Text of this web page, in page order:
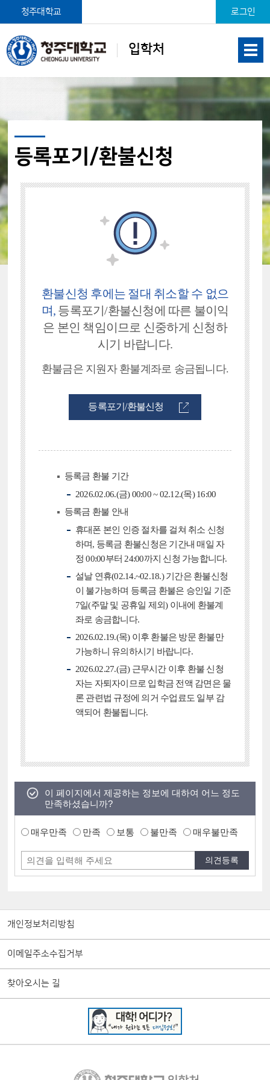
입학처
청주대학교 로그인
등록포기/환불신청
환불신청 후에는 절대 취소할 수 없으
며, 등록포기/환불신청에 따른 불이익
은 본인 책임이므로 신중하게 신청하
시기 바랍니다.
환불금은 지원자 환불계좌로 송금됩니다.
등록포기/환불신청
등록금 환불 기간
2026.02.06.(금) 00:00 ~ 02.12.(목) 16:00
등록금 환불 안내
휴대폰 본인 인증 절차를 걸쳐 취소 신청
하며, 등록금 환불신청은 기간내 매일 자
정 00:00부터 24:00까지 신청 가능합니다.
설날 연휴(02.14.~02.18.) 기간은 환불신청
이 불가능하며 등록금 환불은 승인일 기준
7일(주말 및 공휴일 제외) 이내에 환불계
좌로 송금합니다.
2026.02.19.(목) 이후 환불은 방문 환불만
가능하니 유의하시기 바랍니다.
2026.02.27.(금) 근무시간 이후 환불 신청
자는 자퇴자이므로 입학금 전액 감면은 물
론 관련법 규정에 의거 수업료도 일부 감
액되어 환불됩니다.
이 페이지에서 제공하는 정보에 대하여 어느 정도
만족하셨습니까?
매우만족 만족 보통 불만족 매우불만족
개인정보처리방침
이메일주소수집거부
찾아오시는 길